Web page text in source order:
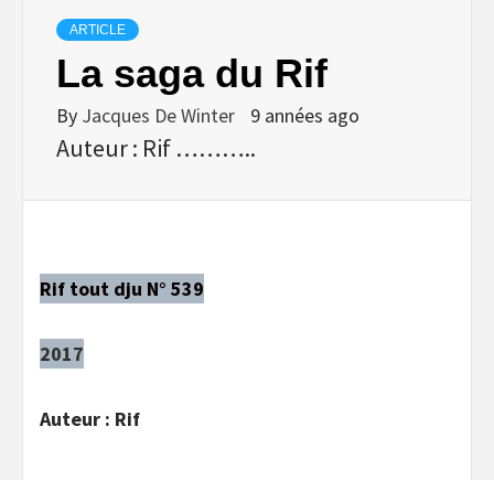
ARTICLE
La saga du Rif
By Jacques De Winter 9 années ago
Auteur : Rif ………..
Rif tout dju N° 539
2017
Auteur : Rif